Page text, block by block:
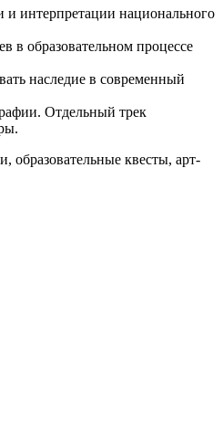
и интерпретации национального
в образовательном процессе
наследие в современный
Отдельный трек
образовательные квесты, арт-